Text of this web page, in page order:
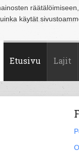
käytät
Jyväskylä Kouvola
Etusivu Lajit